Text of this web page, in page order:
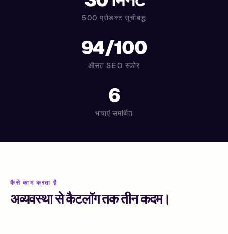
500 प्रोडक्ट सूचीबद्ध
94/100
औसत SEO स्कोर
6
भाषाएं समर्थित
कैसे काम करता है
अव्यवस्था से कैटलॉग तक तीन कदम।